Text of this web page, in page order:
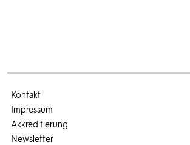
Kontakt
Impressum
Akkreditierung
Newsletter